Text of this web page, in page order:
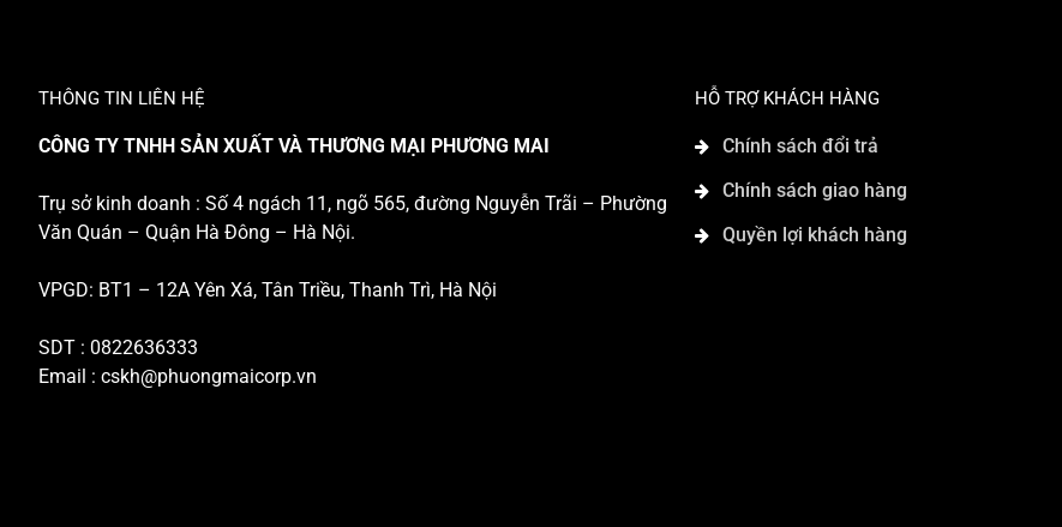
THÔNG TIN LIÊN HỆ
CÔNG TY TNHH SẢN XUẤT VÀ THƯƠNG MẠI PHƯƠNG MAI
Trụ sở kinh doanh : Số 4 ngách 11, ngõ 565, đường Nguyễn Trãi – Phường
Văn Quán – Quận Hà Đông – Hà Nội.
VPGD: BT1 – 12A Yên Xá, Tân Triều, Thanh Trì, Hà Nội
SDT : 0822636333
Email : cskh@phuongmaicorp.vn
HỖ TRỢ KHÁCH HÀNG
Chính sách đổi trả
Chính sách giao hàng
Quyền lợi khách hàng